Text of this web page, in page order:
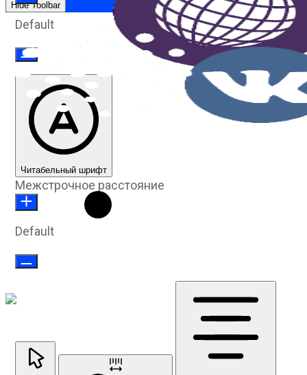
Hide Toolbar
Default
Читабельный шрифт
Межстрочное расстояние
Default